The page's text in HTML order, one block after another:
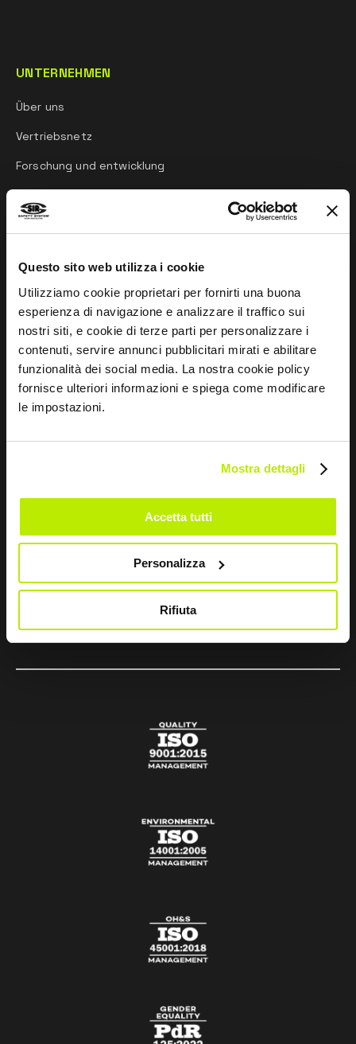
Questo sito web utilizza i cookie
Utilizziamo cookie proprietari per fornirti una buona
esperienza di navigazione e analizzare il traffico sui
nostri siti, e cookie di terze parti per personalizzare i
contenuti, servire annunci pubblicitari mirati e abilitare
funzionalità dei social media. La nostra cookie policy
fornisce ulteriori informazioni e spiega come modificare
le impostazioni.
Mostra dettagli
Accetta tutti
Personalizza
Rifiuta
UNTERNEHMEN
Über uns
Vertriebsnetz
Forschung und entwicklung
INFOS
Normenleitfaden
Whistleblowing
Impressum
Größentabelle und Pflegehinweise
KONTAKTE
Via dei Fornaciai, 9, 06081 Assisi (PG) - Italien
+39 075 804 37 37
+39 075 804 37 47
amm.ne@pec.sirsafety.com